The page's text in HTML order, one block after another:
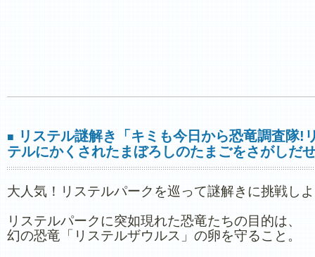
■
リステル謎解き「キミも今日から恐竜調査隊!
テルにかくされたまぼろしのたまごをさがしだ
大人気！リステルパークを巡って謎解きに挑戦し
リステルパークに突如現れた恐竜たちの目的は、
幻の恐竜「リステルザウルス」の卵を守ること。